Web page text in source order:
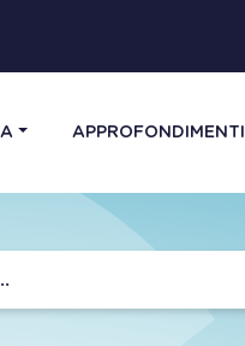
APPROFONDIMENTI